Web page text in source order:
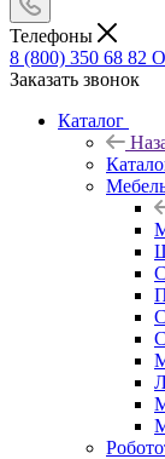
Телефоны
8 (800) 350 68 82
Заказать звонок
Каталог